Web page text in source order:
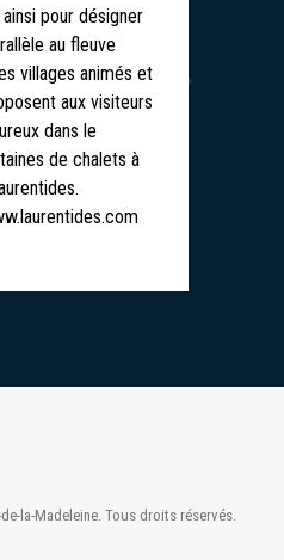
pour désigner
au fleuve
villages animés et
aux visiteurs
dans le
de chalets à
la-Madeleine. Tous droits réservés.